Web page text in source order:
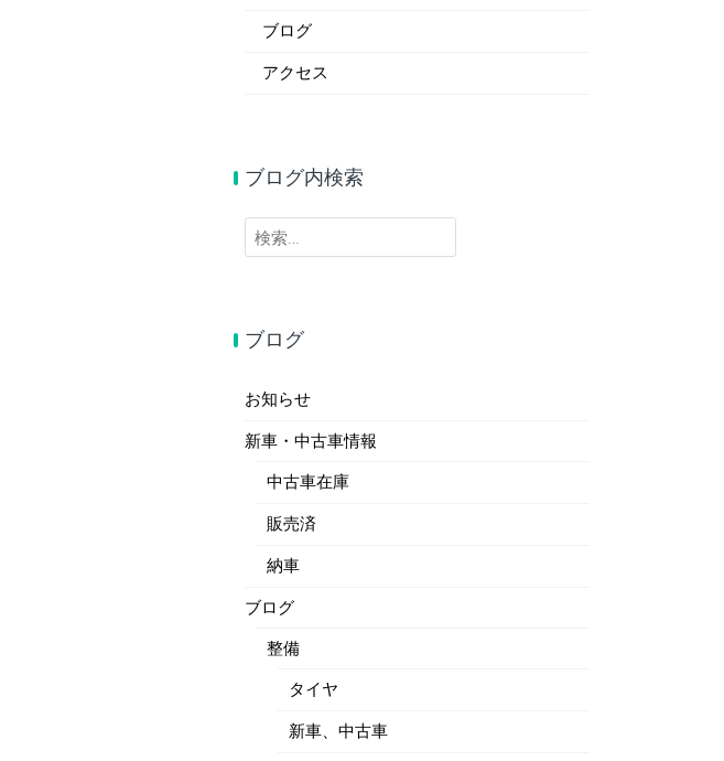
ブログ
アクセス
ブログ内検索
検
索:
ブログ
お知らせ
新車・中古車情報
中古車在庫
販売済
納車
ブログ
整備
タイヤ
新車、中古車